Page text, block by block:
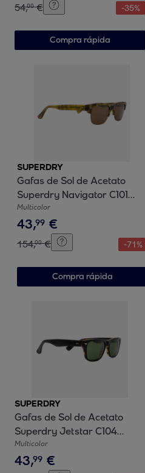
54,00 € -35%
Compra rápida
SUPERDRY
Gafas de Sol de Acetato
Superdry Navigator C101
Unisex Talla 52 mm
Multicolor
43,99 €
154,00 € -71%
Compra rápida
SUPERDRY
Gafas de Sol de Acetato
Superdry Jetstar C104
Unisex Talla 52 mm
Multicolor
43,99 €